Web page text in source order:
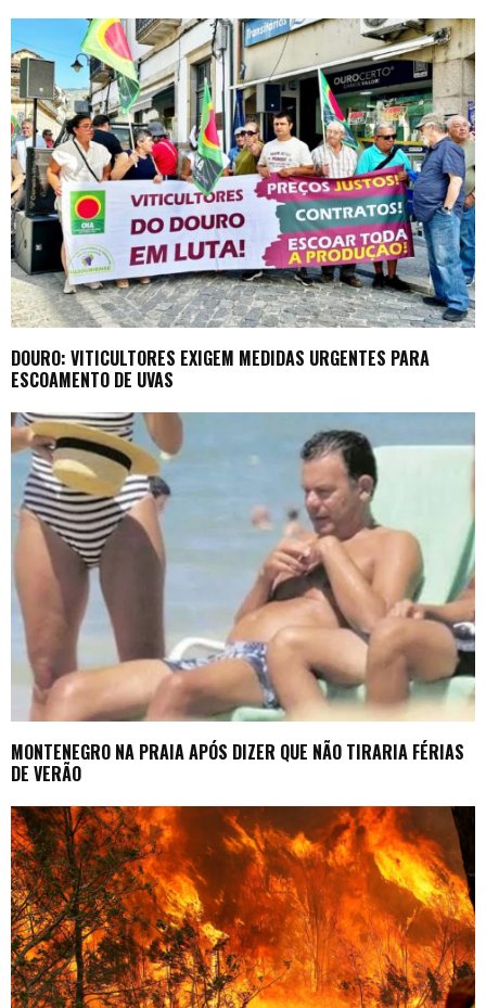
DOURO: VITICULTORES EXIGEM MEDIDAS URGENTES PARA
ESCOAMENTO DE UVAS
MONTENEGRO NA PRAIA APÓS DIZER QUE NÃO TIRARIA FÉRIAS
DE VERÃO